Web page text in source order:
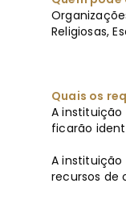
Religiosas,
Quais os
A
ficarão
A instituição
recursos de